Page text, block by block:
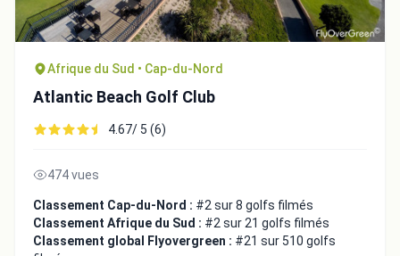
Afrique du Sud • Cap-du-Nord
Atlantic Beach Golf Club
4.67/ 5 (6)
474 vues
Classement Cap-du-Nord : #2 sur 8 golfs filmés
Classement Afrique du Sud : #2 sur 21 golfs filmés
Classement global Flyovergreen : #21 sur 510 golfs
Copier dans le presse-papiers